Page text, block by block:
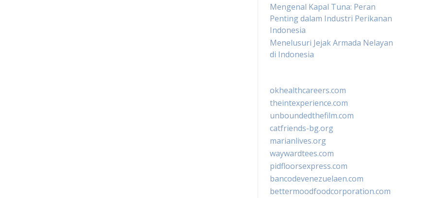
Mengenal Kapal Tuna: Peran
Penting dalam Industri Perikanan
Indonesia
Menelusuri Jejak Armada Nelayan
di Indonesia
okhealthcareers.com
theintexperience.com
unboundedthefilm.com
catfriends-bg.org
marianlives.org
waywardtees.com
pidfloorsexpress.com
bancodevenezuelaen.com
bettermoodfoodcorporation.com